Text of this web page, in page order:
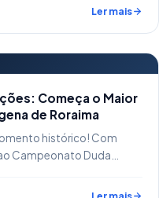
Ler mais
Começa o Maior
de Roraima
histórico! Com
Campeonato Duda…